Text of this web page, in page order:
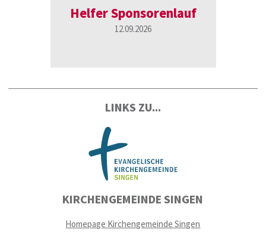
Helfer Sponsorenlauf
12.09.2026
LINKS ZU...
KIRCHENGEMEINDE SINGEN
Homepage Kirchengemeinde Singen